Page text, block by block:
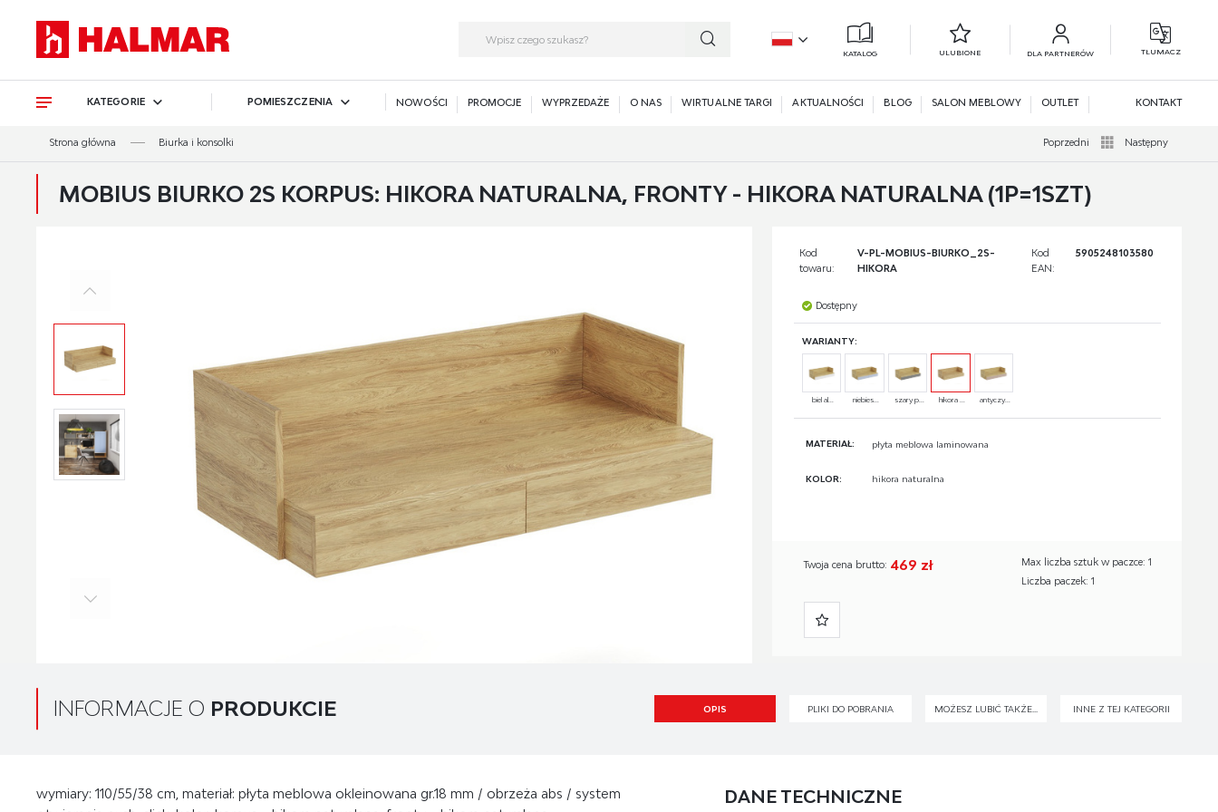
KATALOG ULUBIONE DLA PARTNERÓW TŁUMACZ
KATEGORIE POMIESZCZENIA NOWOŚCI PROMOCJE WYPRZEDAŻE O NAS WIRTUALNE TARGI AKTUALNOŚCI BLOG SALON MEBLOWY OUTLET KONTAKT
Strona główna Biurka i konsolki Poprzedni Następny
MOBIUS BIURKO 2S KORPUS: HIKORA NATURALNA, FRONTY - HIKORA NATURALNA (1P=1SZT)
Kod
towaru:
V-PL-MOBIUS-BIURKO_2S-
HIKORA
Kod
EAN:
5905248103580
Dostępny
WARIANTY:
biel al... niebies... szary p... hikora ... antyczy...
MATERIAŁ: płyta meblowa laminowana
KOLOR: hikora naturalna
Twoja cena brutto: 469 zł
Max liczba sztuk w paczce: 1
Liczba paczek: 1
INFORMACJE O PRODUKCIE OPIS PLIKI DO POBRANIA MOŻESZ LUBIĆ TAKŻE... INNE Z TEJ KATEGORII
wymiary: 110/55/38 cm, materiał: płyta meblowa okleinowana gr.18 mm / obrzeża abs / system
DANE TECHNICZNE